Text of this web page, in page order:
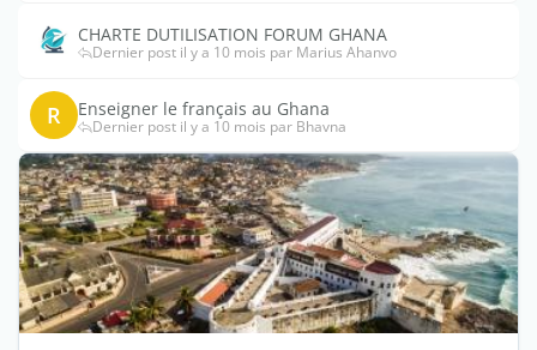
CHARTE DUTILISATION FORUM GHANA
Dernier post il y a 10 mois par Marius Ahanvo
R Enseigner le français au Ghana
Dernier post il y a 10 mois par Bhavna